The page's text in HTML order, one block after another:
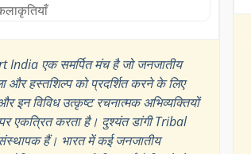
India एक समर्पित मंच है जो जनजातीय
और हस्तशिल्प को प्रदर्शित करने के लिए
इन विविध उत्कृष्ट रचनात्मक अभिव्यक्तियों
एकत्रित करता है। दुश्यंत डांगी Tribal
हैं। भारत में कई जनजातीय